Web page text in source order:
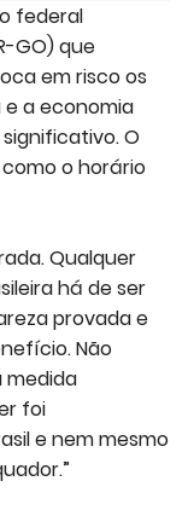
federal
GO) que
em risco os
a economia
O
o horário
Qualquer
há de ser
provada e
Não
medida
foi
e nem mesmo